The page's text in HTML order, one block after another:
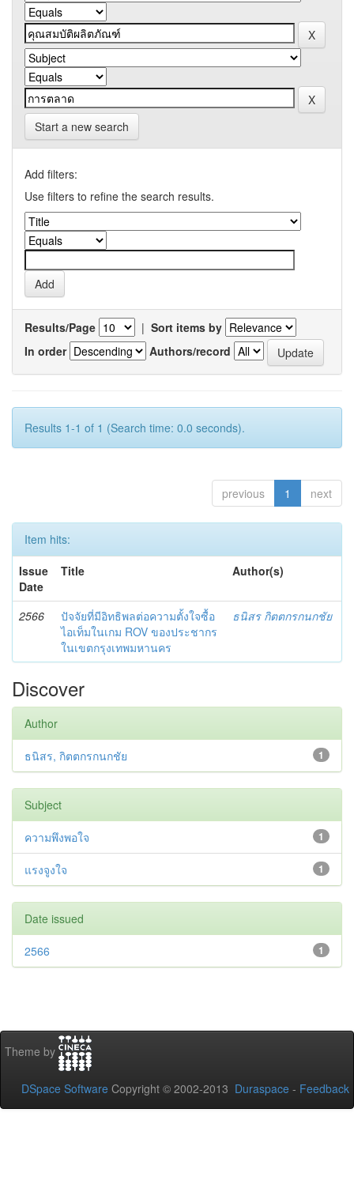
Start a new search
Add filters:
Use filters to refine the search results.
Results/Page | Sort items by
In order
Authors/record
Results 1-1 of 1 (Search time: 0.0 seconds).
previous 1 next
Item hits:
Issue
Date
Title Author(s)
2566
ปัจจัยที่มีอิทธิพลต่อความตั้งใจซื้อ
ไอเท็มในเกม ROV ของประชากร
ในเขตกรุงเทพมหานคร
ธนิสร กิตตกรกนกชัย
Discover
Author
1
ธนิสร, กิตตกรกนกชัย
Subject
1
ความพึงพอใจ
1
แรงจูงใจ
Date issued
1
2566
Theme by
DSpace Software Copyright © 2002-2013 Duraspace - Feedback